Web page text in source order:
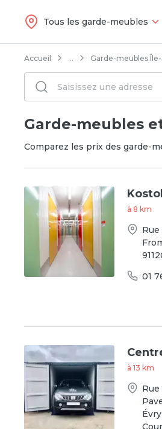
Tous les garde-meubles
Accueil ... Garde-meubles
Garde-meubles
Comparez les prix des garde-
à 8 km
Rue
01
à 13 km
Rue